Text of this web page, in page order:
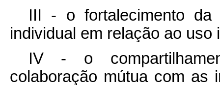
III - o fortalecimento da
individual em relação ao uso
IV - o
colaboração mútua com as